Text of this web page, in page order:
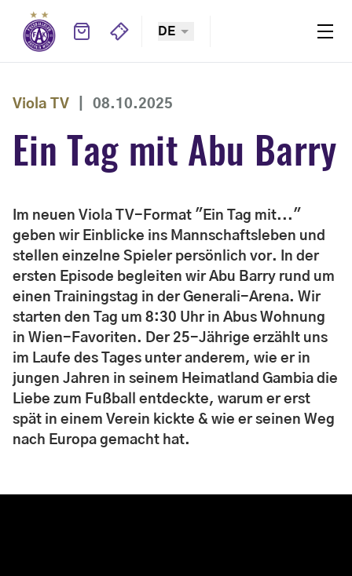
DE
Viola TV 08.10.2025
Ein Tag mit Abu Barry
Im neuen Viola TV-Format "Ein Tag mit..."
geben wir Einblicke ins Mannschaftsleben und
stellen einzelne Spieler persönlich vor. In der
ersten Episode begleiten wir Abu Barry rund um
einen Trainingstag in der Generali-Arena. Wir
starten den Tag um 8:30 Uhr in Abus Wohnung
in Wien-Favoriten. Der 25-Jährige erzählt uns
im Laufe des Tages unter anderem, wie er in
jungen Jahren in seinem Heimatland Gambia die
Liebe zum Fußball entdeckte, warum er erst
spät in einem Verein kickte & wie er seinen Weg
nach Europa gemacht hat.